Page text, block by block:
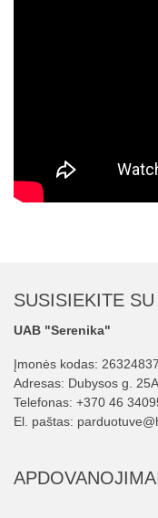
SUSISIEKITE
UAB "Serenika"
Įmonės kodas:
Adresas: Dubysos g.
Telefonas: +370 46
El. paštas: